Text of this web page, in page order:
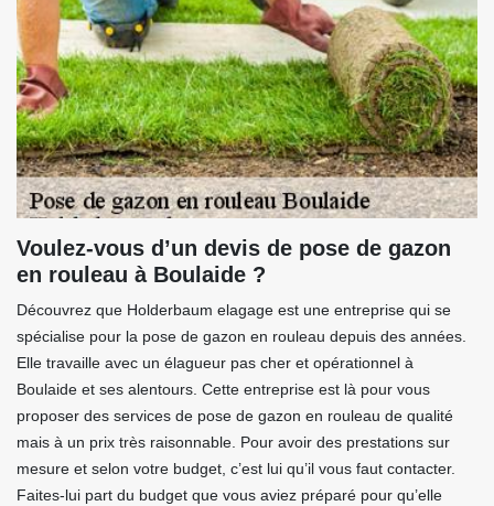
Voulez-vous d’un devis de pose de gazon
en rouleau à Boulaide ?
Découvrez que Holderbaum elagage est une entreprise qui se
spécialise pour la pose de gazon en rouleau depuis des années.
Elle travaille avec un élagueur pas cher et opérationnel à
Boulaide et ses alentours. Cette entreprise est là pour vous
proposer des services de pose de gazon en rouleau de qualité
mais à un prix très raisonnable. Pour avoir des prestations sur
mesure et selon votre budget, c’est lui qu’il vous faut contacter.
Faites-lui part du budget que vous aviez préparé pour qu’elle